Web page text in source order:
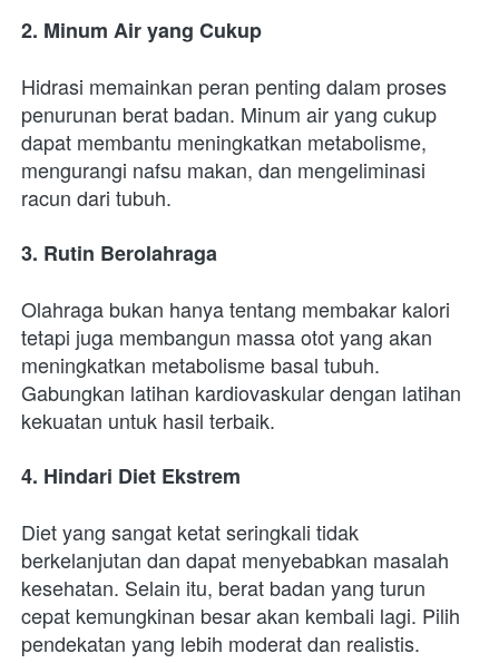
2. Minum Air yang Cukup
Hidrasi memainkan peran penting dalam proses
penurunan berat badan. Minum air yang cukup
dapat membantu meningkatkan metabolisme,
mengurangi nafsu makan, dan mengeliminasi
racun dari tubuh.
3. Rutin Berolahraga
Olahraga bukan hanya tentang membakar kalori
tetapi juga membangun massa otot yang akan
meningkatkan metabolisme basal tubuh.
Gabungkan latihan kardiovaskular dengan latihan
kekuatan untuk hasil terbaik.
4. Hindari Diet Ekstrem
Diet yang sangat ketat seringkali tidak
berkelanjutan dan dapat menyebabkan masalah
kesehatan. Selain itu, berat badan yang turun
cepat kemungkinan besar akan kembali lagi. Pilih
pendekatan yang lebih moderat dan realistis.